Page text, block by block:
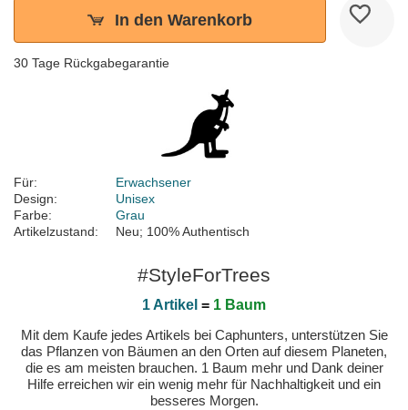
In den Warenkorb
30 Tage Rückgabegarantie
Für:
Erwachsener
Design:
Unisex
Farbe:
Grau
Artikelzustand:
Neu; 100% Authentisch
#StyleForTrees
1 Artikel = 1 Baum
Mit dem Kaufe jedes Artikels bei Caphunters, unterstützen Sie
das Pflanzen von Bäumen an den Orten auf diesem Planeten,
die es am meisten brauchen. 1 Baum mehr und Dank deiner
Hilfe erreichen wir ein wenig mehr für Nachhaltigkeit und ein
besseres Morgen.